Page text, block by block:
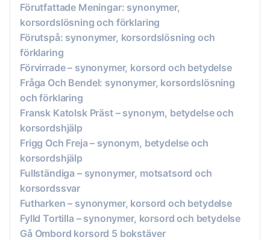
Förutfattade Meningar: synonymer,
korsordslösning och förklaring
Förutspå: synonymer, korsordslösning och
förklaring
Förvirrade – synonymer, korsord och betydelse
Fråga Och Bendel: synonymer, korsordslösning
och förklaring
Fransk Katolsk Präst – synonym, betydelse och
korsordshjälp
Frigg Och Freja – synonym, betydelse och
korsordshjälp
Fullständiga – synonymer, motsatsord och
korsordssvar
Futharken – synonymer, korsord och betydelse
Fylld Tortilla – synonymer, korsord och betydelse
Gå Ombord korsord 5 bokstäver